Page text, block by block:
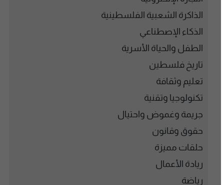
الذاكرة الشعبية الفلسطينية
الذكاء الإصطناعي
الطفل والحياة الأسرية
تاريخ فلسطين
تعليم وثقافة
تكنولوجيا وتقنية
جريمة وغموض واحتيال
حقوق وقانون
حلقات مميزة
ريادة الأعمال
رياضة